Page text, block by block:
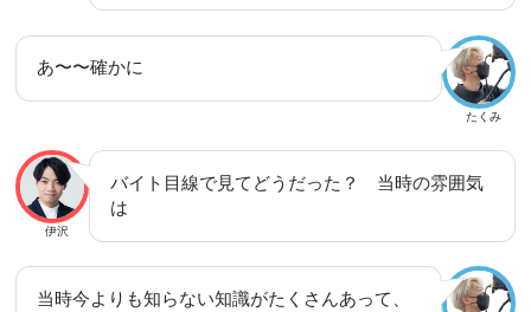
たくみ
あ〜〜確かに
伊沢
バイト目線で見てどうだった？ 当時の雰囲気
は
当時今よりも知らない知識がたくさんあって、